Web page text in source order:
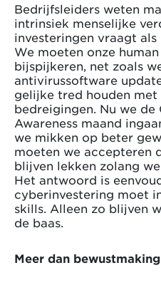
Bedrijfsleiders weten
intrinsiek menselijke
investeringen vraagt
We moeten onze
bijspijkeren, net zoals
antivirussoftware
gelijke tred houden met
bedreigingen. Nu we de
Awareness maand
we mikken op beter
moeten we accepteren
blijven lekken zolang
Het antwoord is
cyberinvestering moet
skills. Alleen zo blijven
de baas.
Meer dan